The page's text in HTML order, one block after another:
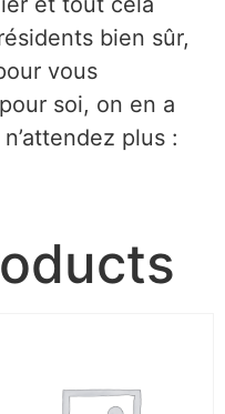
bien sûr,
vous
soi, on en a
plus :